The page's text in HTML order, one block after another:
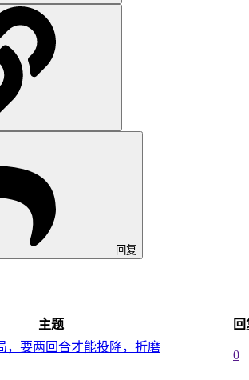
回复
主题 回
，要两回合才能投降，折磨
0